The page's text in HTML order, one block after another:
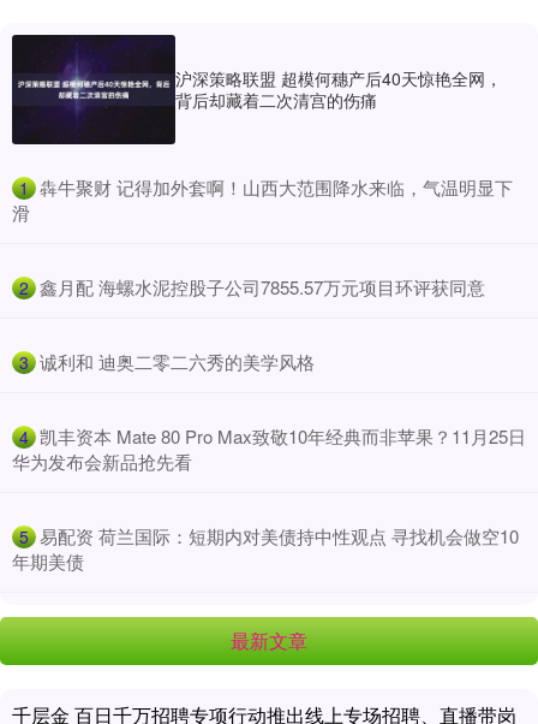
沪深策略联盟 超模何穗产后40天惊艳全网，
背后却藏着二次清宫的伤痛
1 ​犇牛聚财 记得加外套啊！山西大范围降水来临，气温明显下
滑
2 ​鑫月配 海螺水泥控股子公司7855.57万元项目环评获同意
3 ​诚利和 迪奥二零二六秀的美学风格
4 ​凯丰资本 Mate 80 Pro Max致敬10年经典而非苹果？11月25日
华为发布会新品抢先看
5 ​易配资 荷兰国际：短期内对美债持中性观点 寻找机会做空10
年期美债
最新文章
千层金 百日千万招聘专项行动推出线上专场招聘、直播带岗